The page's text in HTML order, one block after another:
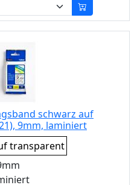
schwarz auf
9mm, laminiert
transparent